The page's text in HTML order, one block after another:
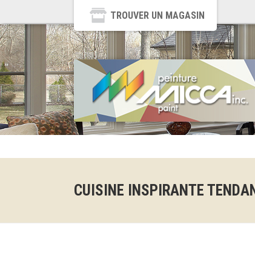
TROUVER UN MAGASIN
CUISINE INSPIRANTE